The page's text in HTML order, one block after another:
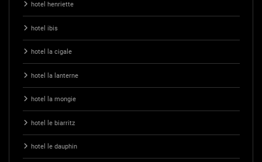
hotel henriette
hotel ibis
hotel la cigale
hotel la lanterne
hotel la mongie
hotel le biarritz
hotel le dauphin